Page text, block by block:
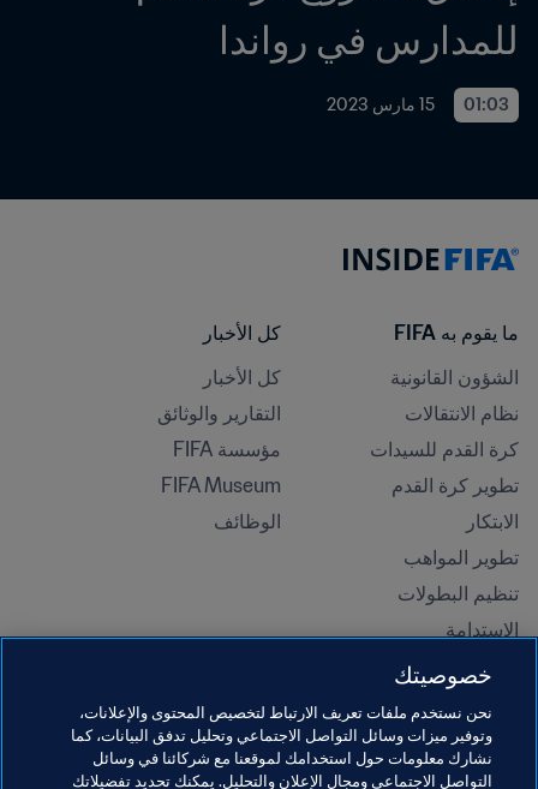
للمدارس في رواندا
01:03 15 مارس 2023
ما يقوم به FIFA
الشؤون القانونية
نظام الانتقالات
كرة القدم للسيدات
تطوير كرة القدم
الابتكار
تطوير المواهب
تنظيم البطولات
الاستدامة
حقوق الإنسان ومناهضة التمييز
المبادرات التعليمية
كل الأخبار
كل الأخبار
التقارير والوثائق
مؤسسة FIFA
FIFA Museum
الوظائف
خصوصيتك
نحن نستخدم ملفات تعريف الارتباط لتخصيص المحتوى والإعلانات،
وتوفير ميزات وسائل التواصل الاجتماعي وتحليل تدفق البيانات، كما
نشارك معلومات حول استخدامك لموقعنا مع شركائنا في وسائل
التواصل الاجتماعي ومجال الإعلان والتحليل. يمكنك تحديد تفضيلاتك